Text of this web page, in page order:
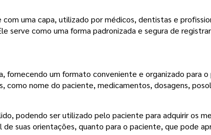
uma capa, utilizado por médicos, dentistas e
como uma forma padronizada e segura de
um formato conveniente e organizado para o
nome do paciente, medicamentos, dosagens,
podendo ser utilizado pelo paciente para adquirir os
suas orientações, quanto para o paciente, que pode